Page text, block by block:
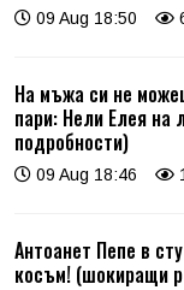
09 Aug 18:50
На мъжа си не
пари: Нели Елея на
подробности)
09 Aug 18:46
Антоанет Пепе в
косъм! (шокиращи